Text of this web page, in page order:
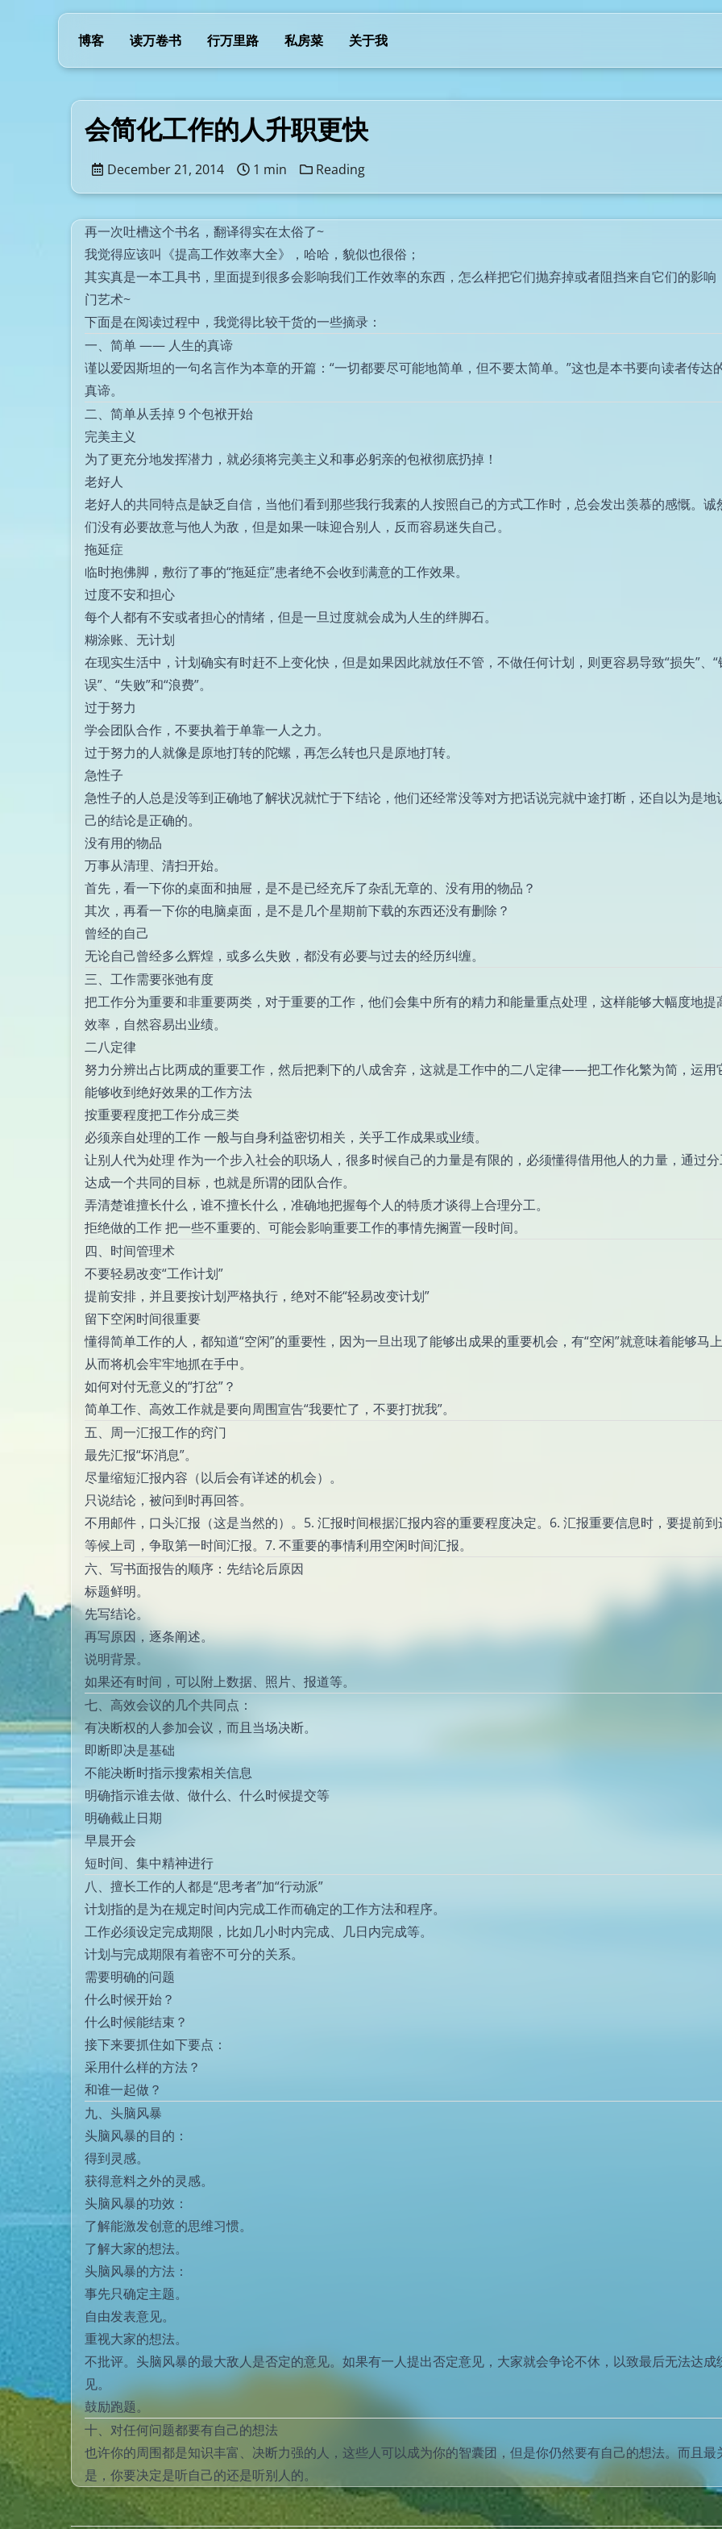
博客 读万卷书 行万里路 私房菜 关于我
会简化工作的人升职更快
December 21, 2014 1 min Reading
再一次吐槽这个书名，翻译得实在太俗了~
我觉得应该叫《提高工作效率大全》，哈哈，貌似也很俗；
其实真是一本工具书，里面提到很多会影响我们工作效率的东西，怎么样把它们抛弃掉或者阻挡来自它们的影响
门艺术~
下面是在阅读过程中，我觉得比较干货的一些摘录：
一、简单 —— 人生的真谛
谨以爱因斯坦的一句名言作为本章的开篇：“一切都要尽可能地简单，但不要太简单。”这也是本书要向读者传达
真谛。
二、简单从丢掉 9 个包袱开始
完美主义
为了更充分地发挥潜力，就必须将完美主义和事必躬亲的包袱彻底扔掉！
老好人
老好人的共同特点是缺乏自信，当他们看到那些我行我素的人按照自己的方式工作时，总会发出羡慕的感慨。诚
们没有必要故意与他人为敌，但是如果一味迎合别人，反而容易迷失自己。
拖延症
临时抱佛脚，敷衍了事的“拖延症”患者绝不会收到满意的工作效果。
过度不安和担心
每个人都有不安或者担心的情绪，但是一旦过度就会成为人生的绊脚石。
糊涂账、无计划
在现实生活中，计划确实有时赶不上变化快，但是如果因此就放任不管，不做任何计划，则更容易导致“损失”、“
误”、“失败”和“浪费”。
过于努力
学会团队合作，不要执着于单靠一人之力。
过于努力的人就像是原地打转的陀螺，再怎么转也只是原地打转。
急性子
急性子的人总是没等到正确地了解状况就忙于下结论，他们还经常没等对方把话说完就中途打断，还自以为是地
己的结论是正确的。
没有用的物品
万事从清理、清扫开始。
首先，看一下你的桌面和抽屉，是不是已经充斥了杂乱无章的、没有用的物品？
其次，再看一下你的电脑桌面，是不是几个星期前下载的东西还没有删除？
曾经的自己
无论自己曾经多么辉煌，或多么失败，都没有必要与过去的经历纠缠。
三、工作需要张弛有度
把工作分为重要和非重要两类，对于重要的工作，他们会集中所有的精力和能量重点处理，这样能够大幅度地提
效率，自然容易出业绩。
二八定律
努力分辨出占比两成的重要工作，然后把剩下的八成舍弃，这就是工作中的二八定律——把工作化繁为简，运用
能够收到绝好效果的工作方法
按重要程度把工作分成三类
必须亲自处理的工作 一般与自身利益密切相关，关乎工作成果或业绩。
让别人代为处理 作为一个步入社会的职场人，很多时候自己的力量是有限的，必须懂得借用他人的力量，通过
达成一个共同的目标，也就是所谓的团队合作。
弄清楚谁擅长什么，谁不擅长什么，准确地把握每个人的特质才谈得上合理分工。
拒绝做的工作 把一些不重要的、可能会影响重要工作的事情先搁置一段时间。
四、时间管理术
不要轻易改变“工作计划”
提前安排，并且要按计划严格执行，绝对不能“轻易改变计划”
留下空闲时间很重要
懂得简单工作的人，都知道“空闲”的重要性，因为一旦出现了能够出成果的重要机会，有“空闲”就意味着能够马
从而将机会牢牢地抓在手中。
如何对付无意义的“打岔”？
简单工作、高效工作就是要向周围宣告“我要忙了，不要打扰我”。
五、周一汇报工作的窍门
最先汇报“坏消息”。
尽量缩短汇报内容（以后会有详述的机会）。
只说结论，被问到时再回答。
不用邮件，口头汇报（这是当然的）。5. 汇报时间根据汇报内容的重要程度决定。6. 汇报重要信息时，要提前到
等候上司，争取第一时间汇报。7. 不重要的事情利用空闲时间汇报。
六、写书面报告的顺序：先结论后原因
标题鲜明。
先写结论。
再写原因，逐条阐述。
说明背景。
如果还有时间，可以附上数据、照片、报道等。
七、高效会议的几个共同点：
有决断权的人参加会议，而且当场决断。
即断即决是基础
不能决断时指示搜索相关信息
明确指示谁去做、做什么、什么时候提交等
明确截止日期
早晨开会
短时间、集中精神进行
八、擅长工作的人都是“思考者”加“行动派”
计划指的是为在规定时间内完成工作而确定的工作方法和程序。
工作必须设定完成期限，比如几小时内完成、几日内完成等。
计划与完成期限有着密不可分的关系。
需要明确的问题
什么时候开始？
什么时候能结束？
接下来要抓住如下要点：
采用什么样的方法？
和谁一起做？
九、头脑风暴
头脑风暴的目的：
得到灵感。
获得意料之外的灵感。
头脑风暴的功效：
了解能激发创意的思维习惯。
了解大家的想法。
头脑风暴的方法：
事先只确定主题。
自由发表意见。
重视大家的想法。
不批评。头脑风暴的最大敌人是否定的意见。如果有一人提出否定意见，大家就会争论不休，以致最后无法达成
见。
鼓励跑题。
十、对任何问题都要有自己的想法
也许你的周围都是知识丰富、决断力强的人，这些人可以成为你的智囊团，但是你仍然要有自己的想法。而且最
是，你要决定是听自己的还是听别人的。